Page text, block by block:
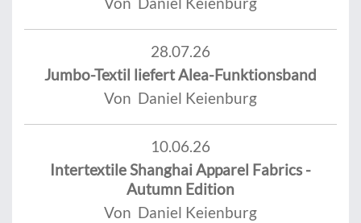
28.07.26
Jumbo-Textil liefert Alea-Funktionsband
Von Daniel Keienburg
10.06.26
Intertextile Shanghai Apparel Fabrics -
Autumn Edition
Von Daniel Keienburg